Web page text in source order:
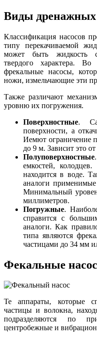
Виды дренажных
Классификация насосов
типу перекачиваемой
может быть жидкость
твердого характера. Во
фрекальные насосы,
ножи, измельчающие эти
Также различают
уровню их погружения.
Поверхностные.
поверхности, а
Иемют ограничение
до 9 м. Зависит это
Полуповерхностные
емкостей,
находится в воде.
аналоги
Минимальный
миллиметров.
Погружные.
справится с
аналоги. Как
типа являются
частицами до 34 мм
Фекальные
Те аппараты, которые
частицы и волокна,
подразделяются по
центробежные и